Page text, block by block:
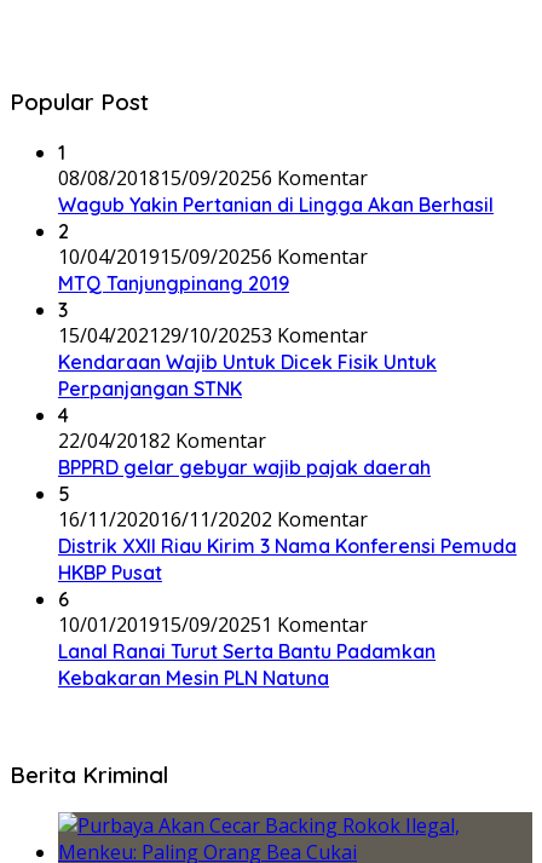
Popular Post
1
08/08/201815/09/20256 Komentar
Wagub Yakin Pertanian di Lingga Akan Berhasil
2
10/04/201915/09/20256 Komentar
MTQ Tanjungpinang 2019
3
15/04/202129/10/20253 Komentar
Kendaraan Wajib Untuk Dicek Fisik Untuk
Perpanjangan STNK
4
22/04/20182 Komentar
BPPRD gelar gebyar wajib pajak daerah
5
16/11/202016/11/20202 Komentar
Distrik XXII Riau Kirim 3 Nama Konferensi Pemuda
HKBP Pusat
6
10/01/201915/09/20251 Komentar
Lanal Ranai Turut Serta Bantu Padamkan
Kebakaran Mesin PLN Natuna
Berita Kriminal